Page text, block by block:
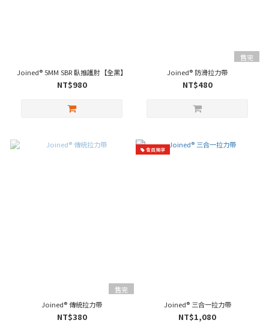
Joined® 5MM SBR 臥推護肘【全黑】
NT$980
售完
Joined® 防滑拉力帶
NT$480
售完
Joined® 傳統拉力帶
NT$380
會員獨享
Joined® 三合一拉力帶
NT$1,080